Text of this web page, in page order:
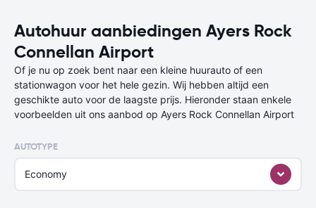
Autohuur aanbiedingen Ayers Rock
Connellan Airport
Of je nu op zoek bent naar een kleine huurauto of een
stationwagon voor het hele gezin. Wij hebben altijd een
geschikte auto voor de laagste prijs. Hieronder staan enkele
voorbeelden uit ons aanbod op Ayers Rock Connellan Airport
AUTOTYPE
Economy